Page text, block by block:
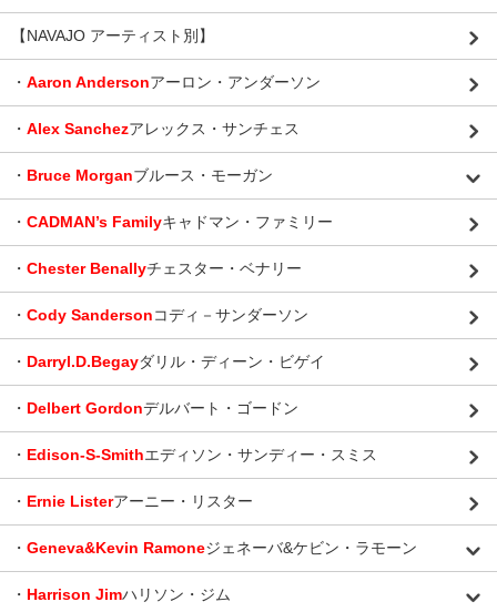
【NAVAJO アーティスト別】
・ Aaron Andersonアーロン・アンダーソン
・ Alex Sanchezアレックス・サンチェス
・ Bruce Morganブルース・モーガン
・ CADMAN’s Familyキャドマン・ファミリー
・ Chester Benallyチェスター・ベナリー
・ Cody Sandersonコディ－サンダーソン
・ Darryl.D.Begayダリル・ディーン・ビゲイ
・ Delbert Gordonデルバート・ゴードン
・ Edison-S-Smithエディソン・サンディー・スミス
・ Ernie Listerアーニー・リスター
・ Geneva&Kevin Ramoneジェネーバ&ケビン・ラモーン
・ Harrison Jimハリソン・ジム